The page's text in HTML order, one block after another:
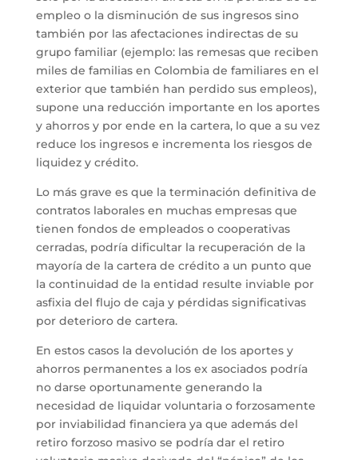
empleo o la disminución de sus ingresos sino
también por las afectaciones indirectas de su
grupo familiar (ejemplo: las remesas que reciben
miles de familias en Colombia de familiares en el
exterior que también han perdido sus empleos),
supone una reducción importante en los aportes
y ahorros y por ende en la cartera, lo que a su vez
reduce los ingresos e incrementa los riesgos de
liquidez y crédito.
Lo más grave es que la terminación definitiva de
contratos laborales en muchas empresas que
tienen fondos de empleados o cooperativas
cerradas, podría dificultar la recuperación de la
mayoría de la cartera de crédito a un punto que
la continuidad de la entidad resulte inviable por
asfixia del flujo de caja y pérdidas significativas
por deterioro de cartera.
En estos casos la devolución de los aportes y
ahorros permanentes a los ex asociados podría
no darse oportunamente generando la
necesidad de liquidar voluntaria o forzosamente
por inviabilidad financiera ya que además del
retiro forzoso masivo se podría dar el retiro